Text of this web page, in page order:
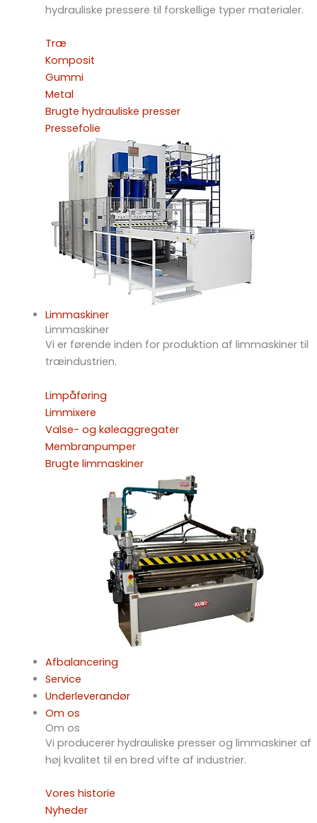
hydrauliske pressere til forskellige typer materialer.
Træ
Komposit
Gummi
Metal
Brugte hydrauliske presser
Pressefolie
Limmaskiner
Limmaskiner
Vi er førende inden for produktion af limmaskiner til
træindustrien.
Limpåføring
Limmixere
Valse- og køleaggregater
Membranpumper
Brugte limmaskiner
Afbalancering
Service
Underleverandør
Om os
Om os
Vi producerer hydrauliske presser og limmaskiner af
høj kvalitet til en bred vifte af industrier.
Vores historie
Nyheder